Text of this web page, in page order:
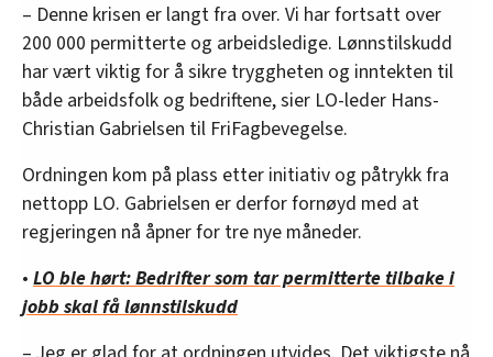
– Denne krisen er langt fra over. Vi har fortsatt over
200 000 permitterte og arbeidsledige. Lønnstilskudd
har vært viktig for å sikre tryggheten og inntekten til
både arbeidsfolk og bedriftene, sier LO-leder Hans-
Christian Gabrielsen til FriFagbevegelse.
Ordningen kom på plass etter initiativ og påtrykk fra
nettopp LO. Gabrielsen er derfor fornøyd med at
regjeringen nå åpner for tre nye måneder.
• LO ble hørt: Bedrifter som tar permitterte tilbake i
jobb skal få lønnstilskudd